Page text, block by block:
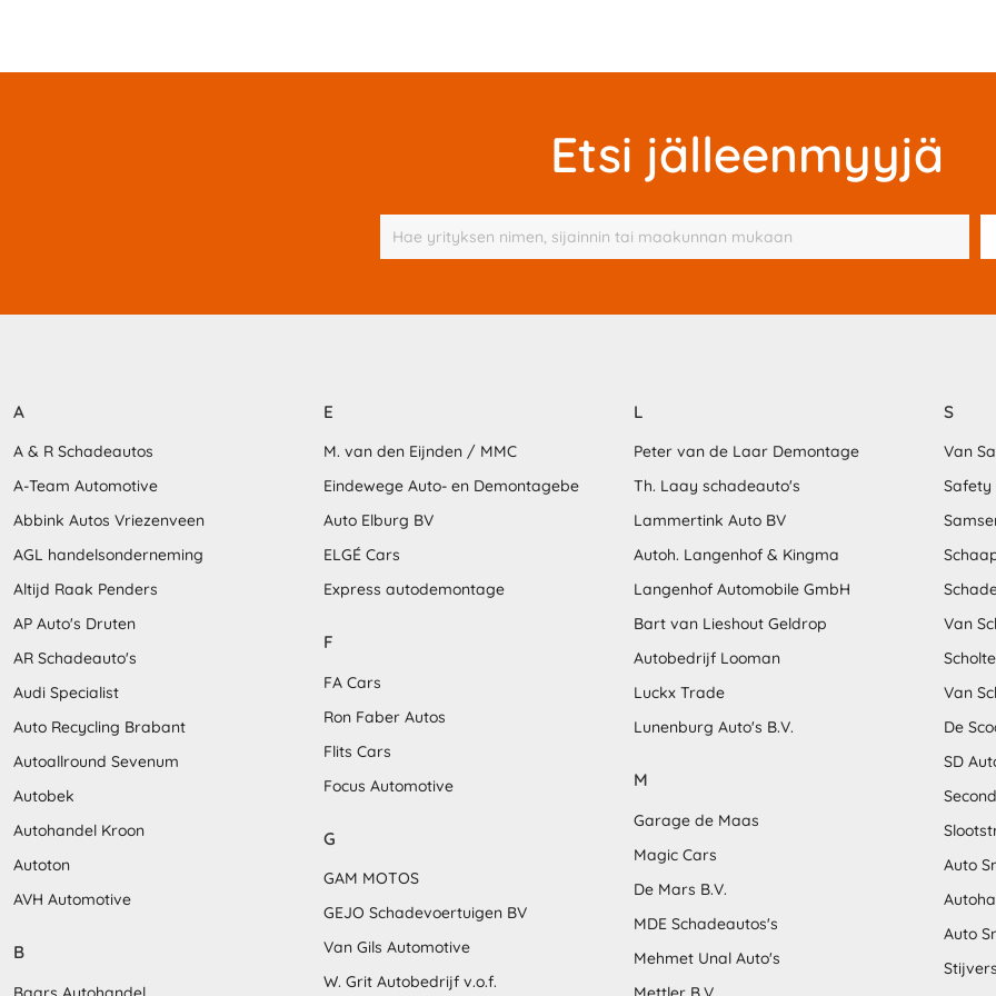
Etsi jälleenmyyjä
A
A & R Schadeautos
A-Team Automotive
Abbink Autos Vriezenveen
AGL handelsonderneming
Altijd Raak Penders
AP Auto's Druten
AR Schadeauto's
Audi Specialist
Auto Recycling Brabant
Autoallround Sevenum
Autobek
Autohandel Kroon
Autoton
AVH Automotive
B
E
M. van den Eijnden / MMC
Eindewege Auto- en Demontagebe
Auto Elburg BV
ELGÉ Cars
Express autodemontage
F
FA Cars
Ron Faber Autos
Flits Cars
Focus Automotive
G
GAM MOTOS
GEJO Schadevoertuigen BV
Van Gils Automotive
W. Grit Autobedrijf v.o.f.
L
Peter van de Laar Demontage
Th. Laay schadeauto's
Lammertink Auto BV
Autoh. Langenhof & Kingma
Langenhof Automobile GmbH
Bart van Lieshout Geldrop
Autobedrijf Looman
Luckx Trade
Lunenburg Auto's B.V.
M
Garage de Maas
Magic Cars
De Mars B.V.
MDE Schadeautos's
Mehmet Unal Auto's
S
Van
Safety
Van
Van
De
SD
Auto
Auto